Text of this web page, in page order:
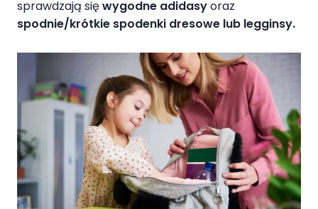
sprawdzają sięwygodne adidasyoraz
spodnie/krótkie spodenki dresowe lub legginsy.